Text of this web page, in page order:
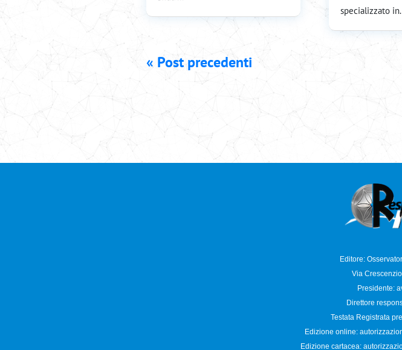
specializzato
« Post precedenti
Editore:
Via
Presidente:
Direttore
Testata Registrata
Edizione online:
Edizione cartacea: